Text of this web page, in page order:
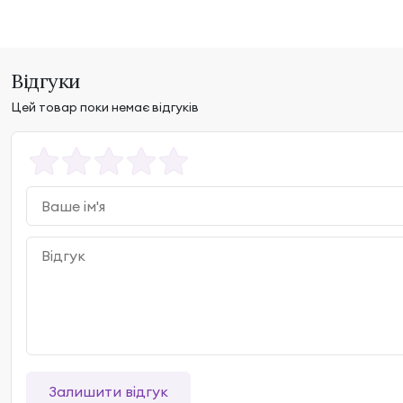
Відгуки
Цей товар поки немає відгуків
Залишити відгук